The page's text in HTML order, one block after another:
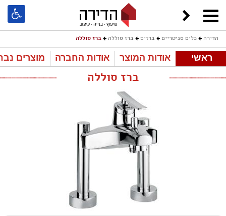
הדירה כלים סניטריים ברזים ברז סוללה ברז סוללה
ראשי אודות המוצר אודות החברה מוצרים
ברז סוללה